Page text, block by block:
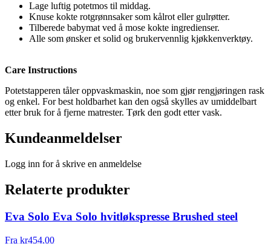
Lage luftig potetmos til middag.
Knuse kokte rotgrønnsaker som kålrot eller gulrøtter.
Tilberede babymat ved å mose kokte ingredienser.
Alle som ønsker et solid og brukervennlig kjøkkenverktøy.
Care Instructions
Potetstapperen tåler oppvaskmaskin, noe som gjør rengjøringen rask
og enkel. For best holdbarhet kan den også skylles av umiddelbart
etter bruk for å fjerne matrester. Tørk den godt etter vask.
Kundeanmeldelser
Logg inn for å skrive en anmeldelse
Relaterte produkter
Eva Solo Eva Solo hvitløkspresse Brushed steel
Fra kr454.00